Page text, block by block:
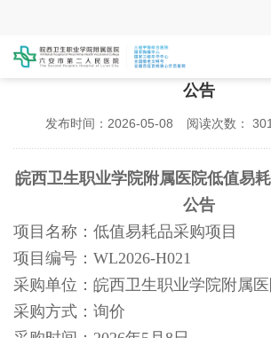
皖西卫生职业学院附属医院低值易
公告
发布时间：2026-05-08 阅读次数： 301
皖西卫生职业学院附属医院低值易
公告
项目名称：低值易耗品采购项目
项目编号： WL2026-H021
采购单位：皖西卫生职业学院附属
采购方式：询价